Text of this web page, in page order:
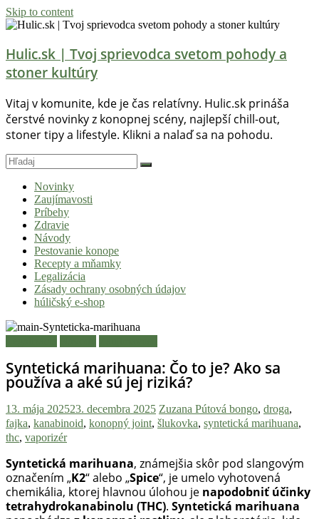
Skip to content
Hulic.sk | Tvoj sprievodca svetom pohody a
stoner kultúry
Vitaj v komunite, kde je čas relatívny. Hulic.sk prináša
čerstvé novinky z konopnej scény, najlepší chill-out,
stoner tipy a lifestyle. Klikni a nalaď sa na pohodu.
Novinky
Zaujímavosti
Príbehy
Zdravie
Návody
Pestovanie konope
Recepty a mňamky
Legalizácia
Zásady ochrany osobných údajov
húličský e-shop
Syntetická marihuana: Čo to je? Ako sa
používa a aké sú jej riziká?
13. mája 202523. decembra 2025 Zuzana Pútová bongo, droga,
fajka, kanabinoid, konopný joint, šlukovka, syntetická marihuana,
thc, vaporizér
Syntetická marihuana, známejšia skôr pod slangovým
označením „K2“ alebo „Spice“, je umelo vyhotovená
chemikália, ktorej hlavnou úlohou je napodobniť účinky
tetrahydrokanabinolu (THC). Syntetická marihuana